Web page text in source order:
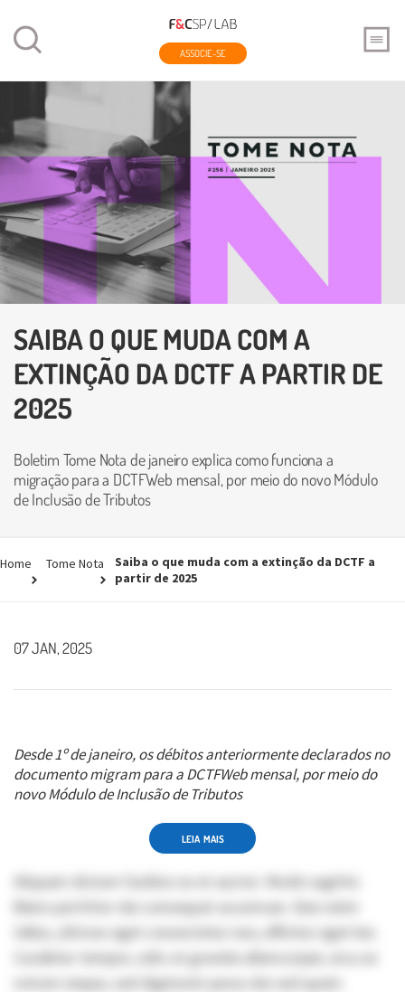
ASSOCIE-SE
SAIBA O QUE MUDA COM A
EXTINÇÃO DA DCTF A PARTIR DE
2025
Boletim Tome Nota de janeiro explica como funciona a
migração para a DCTFWeb mensal, por meio do novo Módulo
de Inclusão de Tributos
Home Tome Nota
Saiba o que muda com a extinção da DCTF a
partir de 2025
07 JAN, 2025
Desde 1º de janeiro, os débitos anteriormente declarados no
documento migram para a DCTFWeb mensal, por meio do
novo Módulo de Inclusão de Tributos
LEIA MAIS
Aliquam dictum facilisis ex et auctor. Morbi sagittis
libero porttitor dui consequat accumsan. Duis enim
tellus, ultrices eget consectetur non, efficitur eget leo.
Curabitur tempor, odio at gravida ullamcorper, arcu ex
rutrum neque, sed dignissim purus dui sed quam.